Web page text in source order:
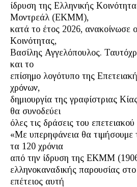
ίδρυση της Ελληνικής
Μοντρεάλ (ΕΚΜΜ),
κατά το έτος 2026, ανακοίνωσε
Κοινότητας,
Βασίλης Αγγελόπουλος.
και το
επίσημο λογότυπο της
χρόνων,
δημιουργία της γραφίστριας
θα συνοδεύει
όλες τις δράσεις του
«Με υπερηφάνεια θα τιμήσουμε
τα 120 χρόνια
από την ίδρυση της ΕΚΜΜ
ελληνοκαναδικής παρουσίας
επέτειος αυτή